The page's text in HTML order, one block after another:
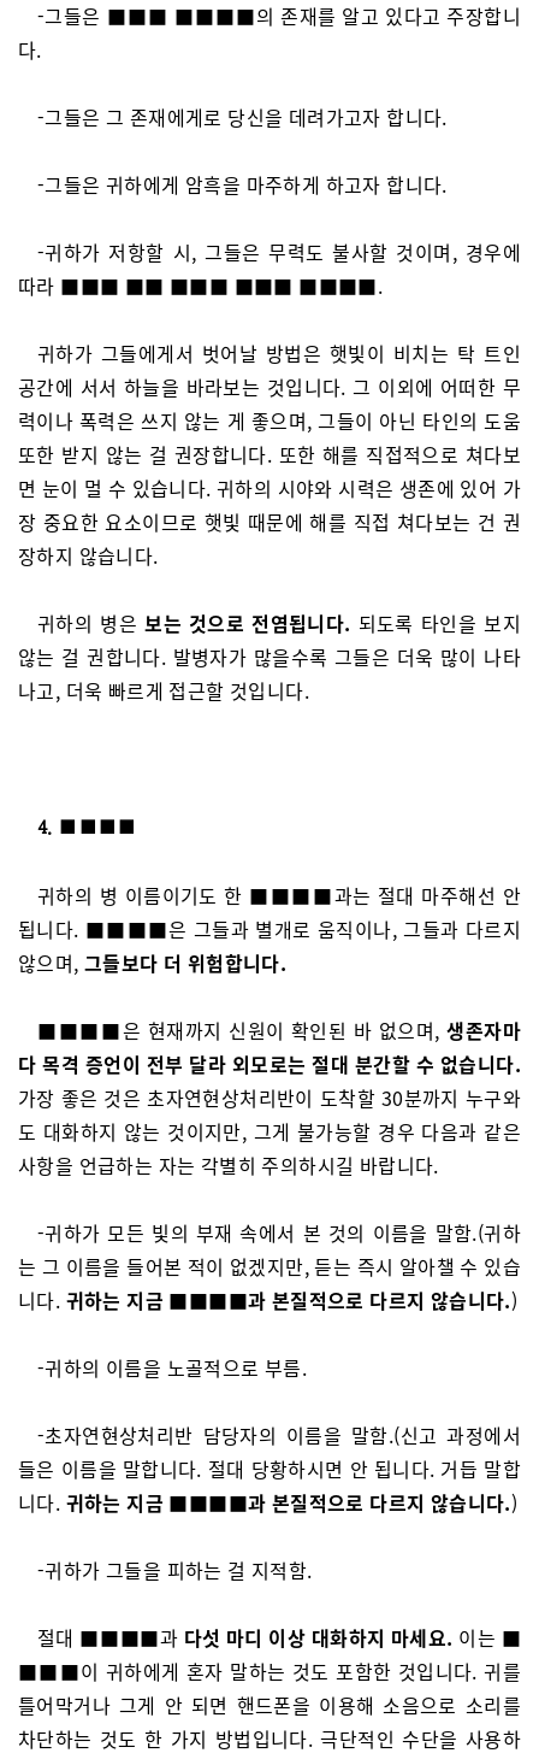
-그들은 ■■■ ■■■■의 존재를 알고 있다고 주장합니
다.
-그들은 그 존재에게로 당신을 데려가고자 합니다.
-그들은 귀하에게 암흑을 마주하게 하고자 합니다.
-귀하가 저항할 시, 그들은 무력도 불사할 것이며, 경우에
따라 ■■■ ■■ ■■■ ■■■ ■■■■.
귀하가 그들에게서 벗어날 방법은 햇빛이 비치는 탁 트인
공간에 서서 하늘을 바라보는 것입니다. 그 이외에 어떠한 무
력이나 폭력은 쓰지 않는 게 좋으며, 그들이 아닌 타인의 도움
또한 받지 않는 걸 권장합니다. 또한 해를 직접적으로 쳐다보
면 눈이 멀 수 있습니다. 귀하의 시야와 시력은 생존에 있어 가
장 중요한 요소이므로 햇빛 때문에 해를 직접 쳐다보는 건 권
장하지 않습니다.
귀하의 병은보는 것으로 전염됩니다. 되도록 타인을 보지
않는 걸 권합니다. 발병자가 많을수록 그들은 더욱 많이 나타
나고, 더욱 빠르게 접근할 것입니다.
4. ■■■■
귀하의 병 이름이기도 한 ■■■■과는 절대 마주해선 안
됩니다. ■■■■은 그들과 별개로 움직이나, 그들과 다르지
않으며, 그들보다 더 위험합니다.
■■■■은 현재까지 신원이 확인된 바 없으며,생존자마
다 목격 증언이 전부 달라 외모로는 절대 분간할 수 없습니다.
가장 좋은 것은 초자연현상처리반이 도착할 30분까지 누구와
도 대화하지 않는 것이지만, 그게 불가능할 경우 다음과 같은
사항을 언급하는 자는 각별히 주의하시길 바랍니다.
-귀하가 모든 빛의 부재 속에서 본 것의 이름을 말함.(귀하
는 그 이름을 들어본 적이 없겠지만, 듣는 즉시 알아챌 수 있습
니다. 귀하는 지금 ■■■■과 본질적으로 다르지 않습니다.)
-귀하의 이름을 노골적으로 부름.
-초자연현상처리반 담당자의 이름을 말함.(신고 과정에서
들은 이름을 말합니다. 절대 당황하시면 안 됩니다. 거듭 말합
니다. 귀하는 지금 ■■■■과 본질적으로 다르지 않습니다.)
-귀하가 그들을 피하는 걸 지적함.
절대 ■■■■과 다섯 마디 이상 대화하지 마세요. 이는 ■
■■■이 귀하에게 혼자 말하는 것도 포함한 것입니다. 귀를
틀어막거나 그게 안 되면 핸드폰을 이용해 소음으로 소리를
차단하는 것도 한 가지 방법입니다. 극단적인 수단을 사용하